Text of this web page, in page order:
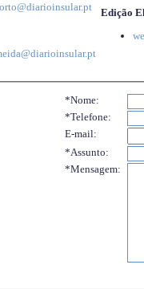
Edição
*Nome:
*Telefone:
E-mail:
*Assunto:
*Mensagem: